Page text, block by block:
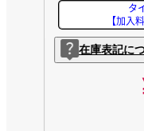
タ
【加入
在庫表記に